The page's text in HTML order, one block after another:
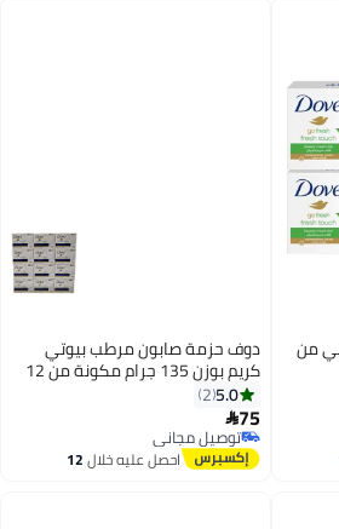
دوف حزمة صابون مرطب بيوتي
كريم بوزن 135 جرام مكونة من 12
قطعة بلون أبيض 135جرام
5.0
2

توصيل مجاني
توصيل مجانياحصل عليه خلال12
اغسطس